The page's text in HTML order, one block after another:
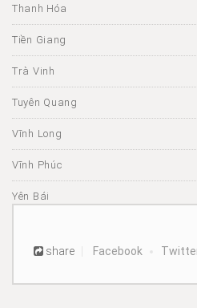
Thanh Hóa
Tiền Giang
Trà Vinh
Tuyên Quang
Vĩnh Long
Vĩnh Phúc
Yên Bái
share Facebook